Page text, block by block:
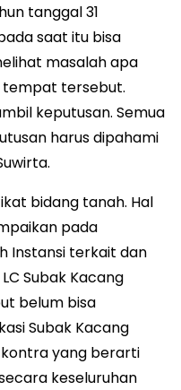
tanggal 31
saat itu bisa
masalah apa
tempat tersebut.
keputusan. Semua
harus dipahami
bidang tanah. Hal
pada
Instansi terkait dan
Subak Kacang
belum bisa
Subak Kacang
yang berarti
keseluruhan